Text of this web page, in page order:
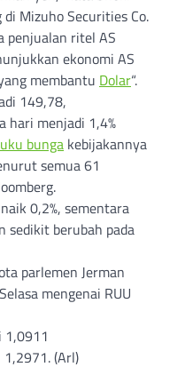
Mizuho Securities Co.
penjualan ritel AS
ekonomi AS
membantu Dolar“.
149,78,
hari menjadi 1,4%
bunga kebijakannya
semua 61
0,2%, sementara
sedikit berubah pada
parlemen Jerman
mengenai RUU
1,0911
1,2971. (Arl)